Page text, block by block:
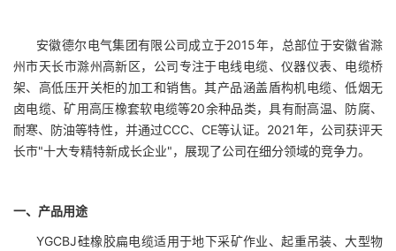
安徽德尔电气集团有限公司成立于2015年，总部位于安徽省滁
州市天长市滁州高新区，公司专注于电线电缆、仪器仪表、电缆桥
架、高低压开关柜的加工和销售。其产品涵盖盾构机电缆、低烟无
卤电缆、矿用高压橡套软电缆等20余种品类，具有耐高温、防腐、
耐寒、防油等特性，并通过CCC、CE等认证。2021年，公司获评天
长市"十大专精特新成长企业"，展现了公司在细分领域的竞争力。
一、产品用途
YGCBJ硅橡胶扁电缆适用于地下采矿作业、起重吊装、大型物